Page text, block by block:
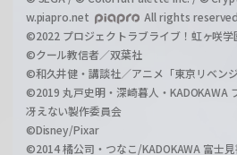
w.piapro.net
All rights
©2022 プロジェクトラブライブ！虹ヶ咲学
©クール教信者／双葉社
©和久井健・講談社／アニメ「東京リベン
©2019 丸戸史明・深崎暮人・KADOKAWA
冴えない製作委員会
©Disney/Pixar
©2014 橘公司・つなこ/KADOKAWA 富士